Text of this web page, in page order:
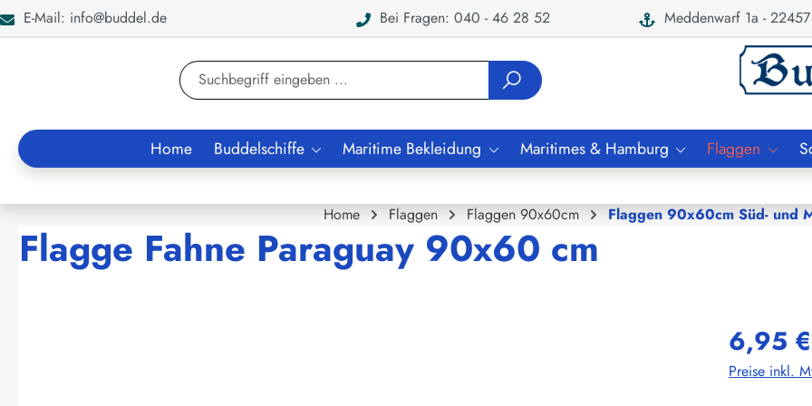
Zur Suche springen
E-Mail: info@buddel.de Bei Fragen: 040 - 46 28 52 Meddenwarf 1a -
Home Buddelschiffe Maritime Bekleidung Maritimes & Hamburg Flaggen
Home Flaggen Flaggen 90x60cm Flaggen 90x60cm Süd- und
Flagge Fahne Paraguay 90x60 cm
6,95 €
Preise inkl.